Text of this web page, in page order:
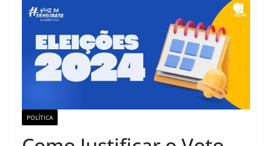
POLÍTICA